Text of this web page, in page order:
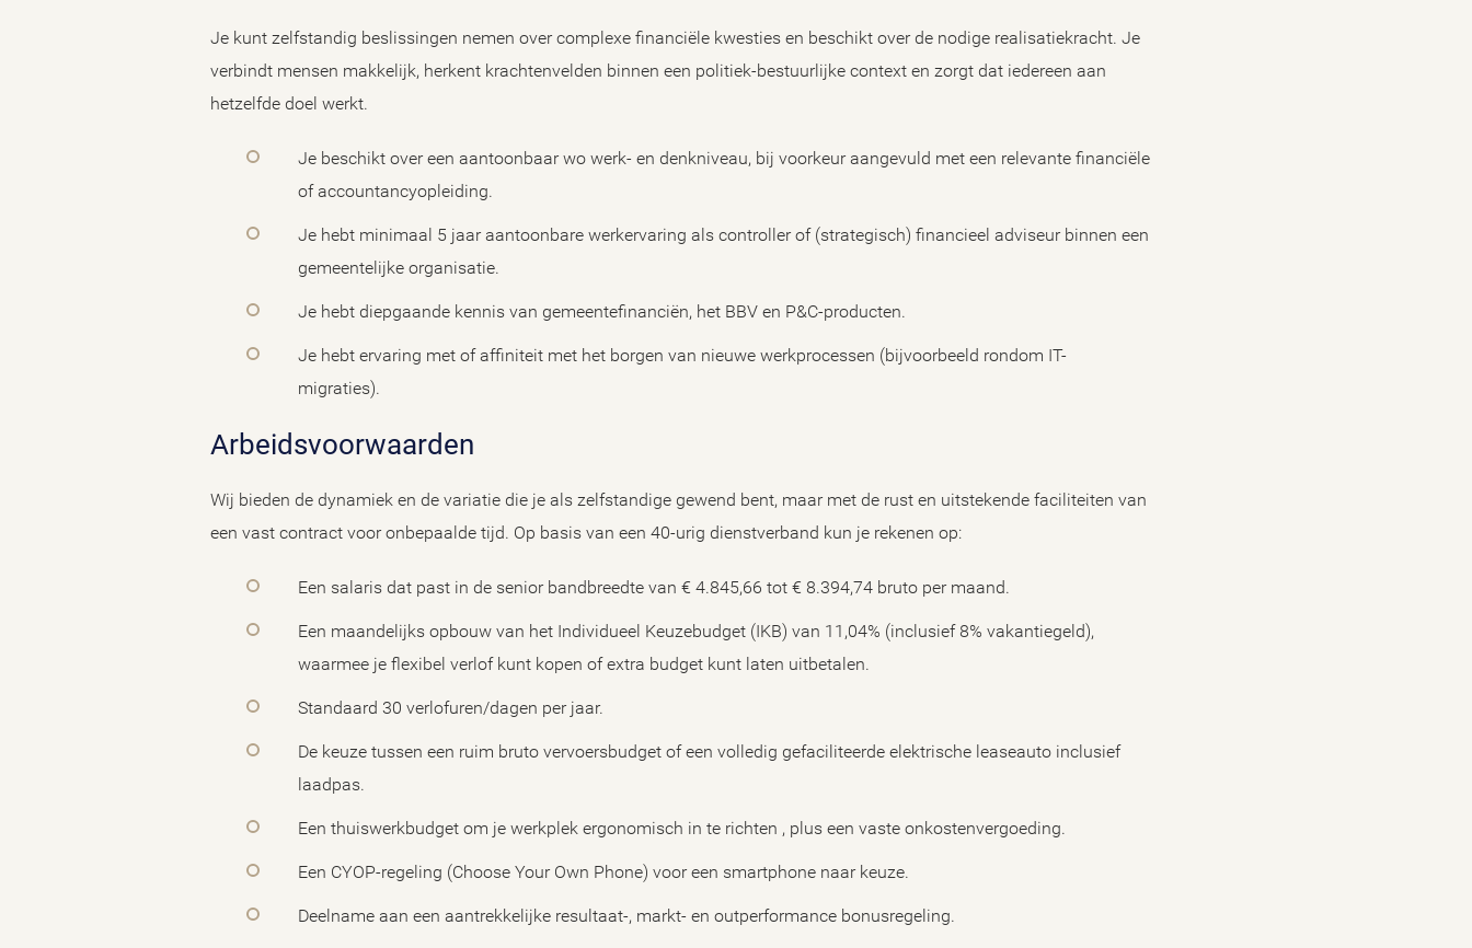
Je kunt zelfstandig beslissingen nemen over complexe financiële kwesties en beschikt over de nodige realisatiekracht. Je
verbindt mensen makkelijk, herkent krachtenvelden binnen een politiek-bestuurlijke context en zorgt dat iedereen aan
hetzelfde doel werkt.
Je beschikt over een aantoonbaar wo werk- en denkniveau, bij voorkeur aangevuld met een relevante financiële
of accountancyopleiding.
Je hebt minimaal 5 jaar aantoonbare werkervaring als controller of (strategisch) financieel adviseur binnen een
gemeentelijke organisatie.
Je hebt diepgaande kennis van gemeentefinanciën, het BBV en P&C-producten.
Je hebt ervaring met of affiniteit met het borgen van nieuwe werkprocessen (bijvoorbeeld rondom IT-
migraties).
Arbeidsvoorwaarden
Wij bieden de dynamiek en de variatie die je als zelfstandige gewend bent, maar met de rust en uitstekende faciliteiten van
een vast contract voor onbepaalde tijd. Op basis van een 40-urig dienstverband kun je rekenen op:
Een salaris dat past in de senior bandbreedte van € 4.845,66 tot € 8.394,74 bruto per maand.
Een maandelijks opbouw van het Individueel Keuzebudget (IKB) van 11,04% (inclusief 8% vakantiegeld),
waarmee je flexibel verlof kunt kopen of extra budget kunt laten uitbetalen.
Standaard 30 verlofuren/dagen per jaar.
De keuze tussen een ruim bruto vervoersbudget of een volledig gefaciliteerde elektrische leaseauto inclusief
laadpas.
Een thuiswerkbudget om je werkplek ergonomisch in te richten , plus een vaste onkostenvergoeding.
Een CYOP-regeling (Choose Your Own Phone) voor een smartphone naar keuze.
Deelname aan een aantrekkelijke resultaat-, markt- en outperformance bonusregeling.